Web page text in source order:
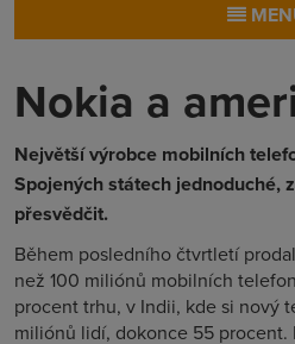
Nokia a
Největší výrobce mobilních
Spojených státech jednoduché,
přesvědčit.
Během posledního čtvrtletí
než 100 miliónů mobilních
procent trhu, v Indii, kde si nový
miliónů lidí, dokonce 55 procent.